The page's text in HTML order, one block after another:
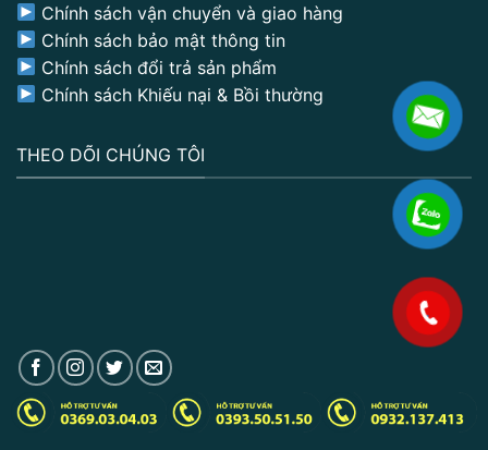
Chính sách vận chuyển và giao hàng
Chính sách bảo mật thông tin
Chính sách đổi trả sản phẩm
Chính sách Khiếu nại & Bồi thường
THEO DÕI CHÚNG TÔI
.